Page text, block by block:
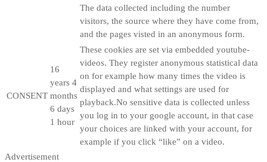
The data collected including the number
visitors, the source where they have come from,
and the pages visted in an anonymous form.
CONSENT
16
years 4
months
6 days
1 hour
These cookies are set via embedded youtube-
videos. They register anonymous statistical data
on for example how many times the video is
displayed and what settings are used for
playback.No sensitive data is collected unless
you log in to your google account, in that case
your choices are linked with your account, for
example if you click “like” on a video.
Advertisement